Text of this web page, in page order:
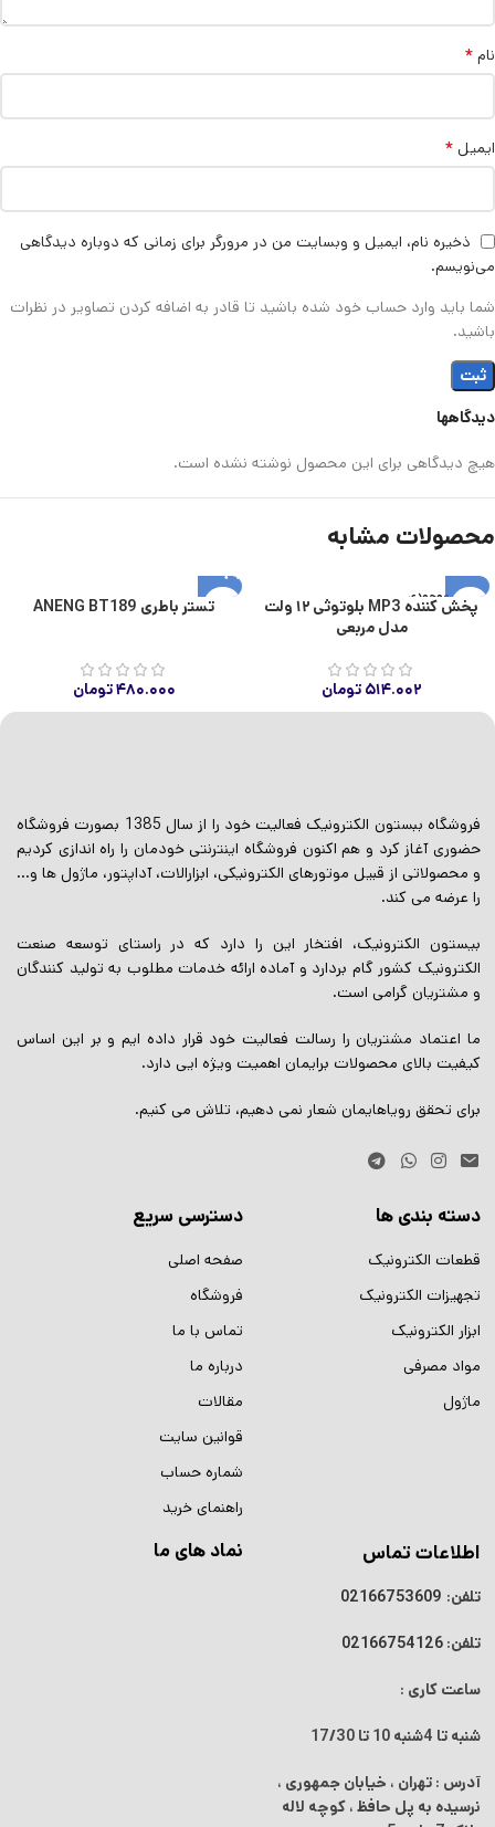
دیدگاهها
هیچ دیدگاهی برای این محصول نوشته نشده است.
نام *
ایمیل *
ذخیره نام، ایمیل و وبسایت من در مرورگر برای زمانی که دوباره دیدگاهی
می‌نویسم.
شما باید وارد حساب خود شده باشید تا قادر به اضافه کردن تصاویر در نظرات
باشید.
محصولات مشابه
اتمام موجودی
پخش کننده MP3 بلوتوثی ۱۲ ولت
مدل مربعی
۵۱۴.۰۰۲ تومان
تستر باطری ANENG BT189
۴۸۰.۰۰۰تومان
فروشگاه ببستون الکترونیک فعالیت خود را از سال 1385 بصورت فروشگاه
حضوری آغاز کرد و هم اکنون فروشگاه اینترنتی خودمان را راه اندازی کردیم
و محصولاتی از قبیل موتورهای الکترونیکی، ابزارالات، آداپتور، ماژول ها و…
را عرضه می کند.
بیستون الکترونیک، افتخار این را دارد که در راستای توسعه صنعت
الکترونیک کشور گام بردارد و آماده ارائه خدمات مطلوب به تولید کنندگان
و مشتریان گرامی است.
ما اعتماد مشتریان را رسالت فعالیت خود قرار داده ایم و بر این اساس
کیفیت بالای محصولات برایمان اهمیت ویژه ایی دارد.
برای تحقق رویاهایمان شعار نمی دهیم، تلاش می کنیم.
دسته بندی ها
قطعات الکترونیک
تجهیزات الکترونیک
ابزار الکترونیک
مواد مصرفی
ماژول
دسترسی سریع
صفحه اصلی
فروشگاه
تماس با ما
درباره ما
مقالات
قوانین سایت
شماره حساب
راهنمای خرید
اطلاعات تماس
تلفن: 02166753609
تلفن: 02166754126
ساعت کاری :
شنبه تا 4شنبه 10 تا 17/30
آدرس : تهران ، خیابان جمهوری ،
نرسیده به پل حافظ ، کوچه لاله
نماد های ما